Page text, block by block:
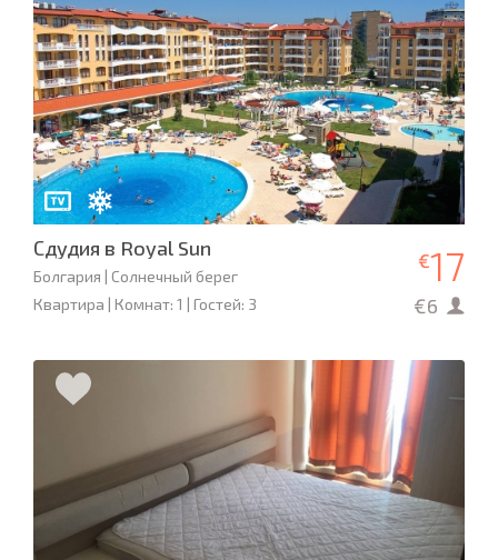
Сдудия в Royal Sun
Болгария | Солнечный берег
Квартира | Комнат: 1 | Гостей: 3
€17
€6